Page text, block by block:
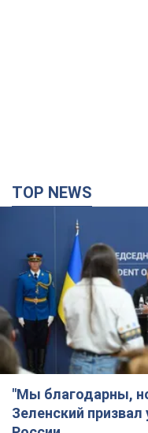
TOP NEWS
"Мы благодарны,
Зеленский